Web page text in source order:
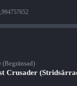
Crusader